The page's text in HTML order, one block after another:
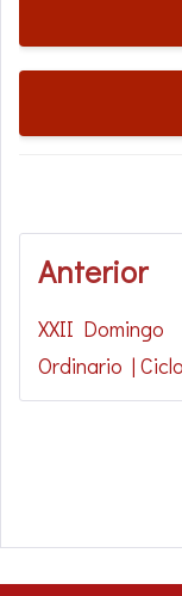
Anterior
XXII Domingo
Ordinario |